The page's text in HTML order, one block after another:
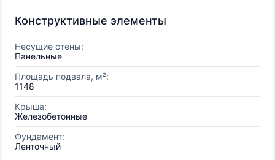
Конструктивные элементы
Несущие стены:
Панельные
Площадь подвала, м²:
1148
Крыша:
Железобетонные
Фундамент:
Ленточный